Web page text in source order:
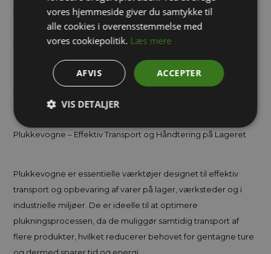
trækvogne, pladevogne og sværlastvogne til lager og
industri. Du kan få vognene i forskellige mål, så de passer til dit
formål. Se vores store udvalg her i webshoppen og hvis der er
noget du ikke kan finde eller hvis du har spørgsmål til et
produkt er du meget velkommen til at ringe på tlf. 71 99 02 95 -
vores kompetente medarbejdere sidder klar til at hjælpe.
Plukkevogne – Effektiv Transport og Håndtering på Lageret
Plukkevogne er essentielle værktøjer designet til effektiv
transport og opbevaring af varer på lager, værksteder og i
industrielle miljøer. De er ideelle til at optimere
plukningsprocessen, da de muliggør samtidig transport af
flere produkter, hvilket reducerer behovet for gentagne ture
og dermed sparer tid og energi.
vores hjemmeside giver du samtykke til
alle cookies i overensstemmelse med
vores cookiepolitik. Læs mere
ACCEPTER
AFVIS
VIS DETALJER